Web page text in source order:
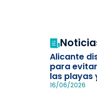
Alicante
para
las playas
simulacro
16/06/2026